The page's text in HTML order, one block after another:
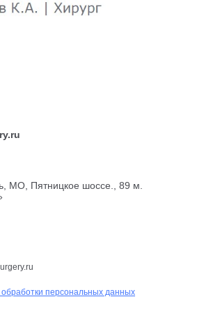
МО, Пятницкое шоссе., 89 м.
обработки персональных данных